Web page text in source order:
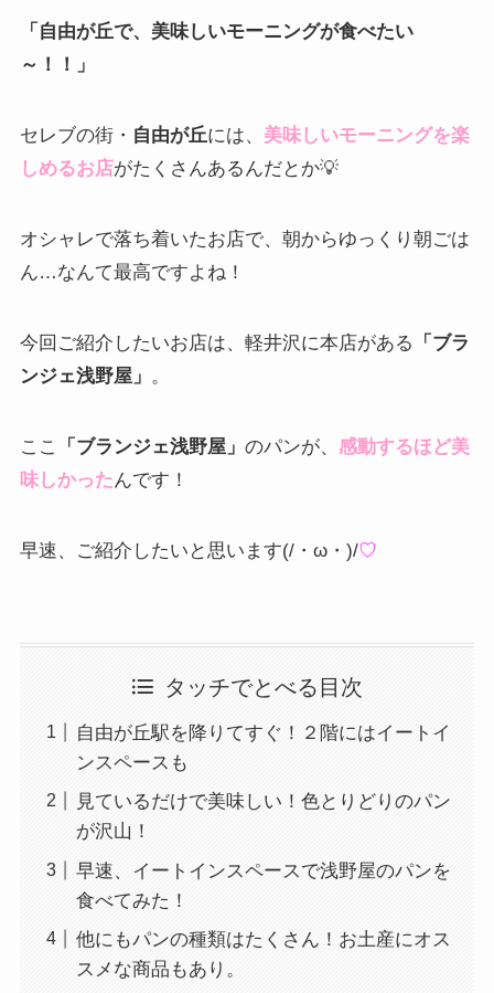
「自由が丘で、美味しいモーニングが食べたい
～！！」
セレブの街・ 自由が丘には、 美味しいモーニングを楽
しめるお店がたくさんあるんだとか💡
オシャレで落ち着いたお店で、朝からゆっくり朝ごは
ん…なんて最高ですよね！
今回ご紹介したいお店は、軽井沢に本店がある
「ブラ
ンジェ浅野屋」 。
ここ 「ブランジェ浅野屋」 のパンが、 感動するほど美
味しかったんです！
早速、ご紹介したいと思います(/・ω・)/♡
タッチでとべる目次
自由が丘駅を降りてすぐ！２階にはイートイ
ンスペースも
見ているだけで美味しい！色とりどりのパン
が沢山！
早速、イートインスペースで浅野屋のパンを
食べてみた！
他にもパンの種類はたくさん！お土産にオス
スメな商品もあり。